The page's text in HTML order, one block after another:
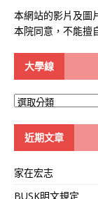
本網站的影片及圖
本院同意，不能擅
大學線
大
近期文章
家在宏志
BUSK明文規定